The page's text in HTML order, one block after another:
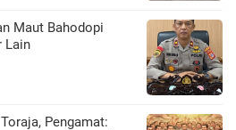
Maut Bahodopi
Lain
Pengamat: